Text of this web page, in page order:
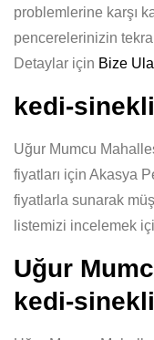
problemlerine karşı
pencerelerinizin
Detaylar için Bize
kedi-
Uğur Mumcu
fiyatları için Akasya
fiyatlarla sunarak
listemizi incelemek
Uğur
kedi-